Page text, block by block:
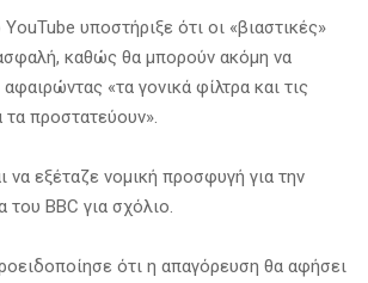
υποστήριξε ότι οι «βιαστικές»
καθώς θα μπορούν ακόμη να
«τα γονικά φίλτρα και τις
τα προστατεύουν».
να εξέταζε νομική προσφυγή για την
του BBC για σχόλιο.
ότι η απαγόρευση θα αφήσει